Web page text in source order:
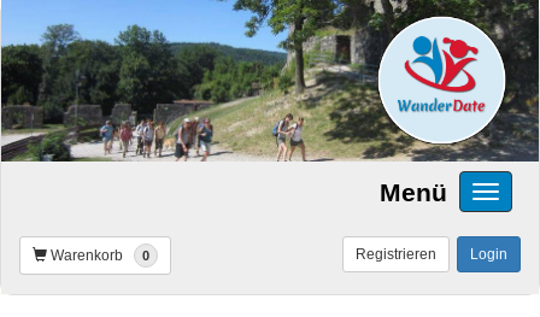
Menü
Warenkorb 0 Login
Registrieren